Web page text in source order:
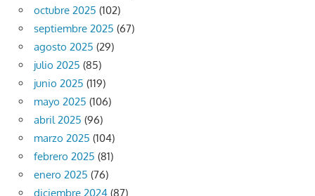
octubre 2025 (102)
septiembre 2025 (67)
agosto 2025 (29)
julio 2025 (85)
junio 2025 (119)
mayo 2025 (106)
abril 2025 (96)
marzo 2025 (104)
febrero 2025 (81)
enero 2025 (76)
diciembre 2024 (87)